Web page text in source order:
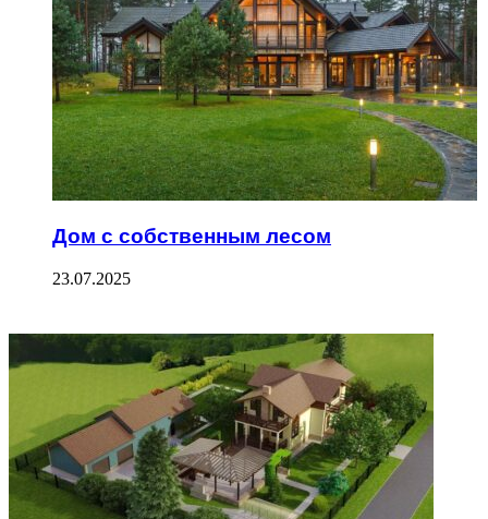
Дом с собственным лесом
23.07.2025